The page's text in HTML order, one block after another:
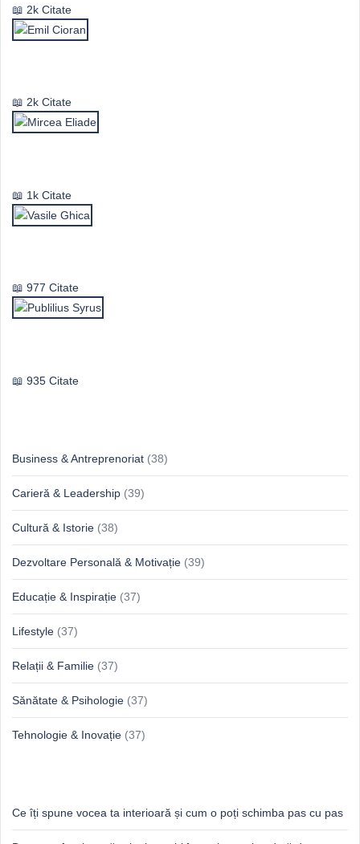
2k Citate
2k Citate
1k Citate
977 Citate
935 Citate
Business & Antreprenoriat (38)
Carieră & Leadership (39)
Cultură & Istorie (38)
Dezvoltare Personală & Motivație (39)
Educație & Inspirație (37)
Lifestyle (37)
Relații & Familie (37)
Sănătate & Psihologie (37)
Tehnologie & Inovație (37)
Ce îți spune vocea ta interioară și cum o poți schimba pas cu pas